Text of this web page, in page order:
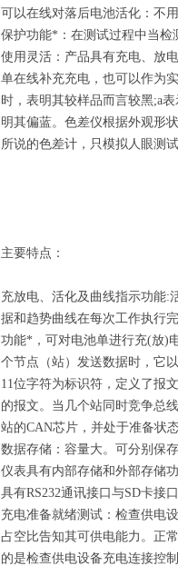
可以在线对落后电池活化：不
保护功能*：在测试过程中当检
使用灵活：产品具有充电、放
单在线补充充电，也可以作为
时，表明其较样品而言较黑;a
明其偏蓝。色差仪根据外观形
所说的色差计，只模拟人眼测
主要特点：
充放电、活化及曲线指示功能:
据和趋势曲线在每次工作执行
功能*，可对电池单进行充(放)
个节点（站）发送数据时，它
11位字符为标识符，定义了报
的报文。当几个站同时竞争总
站的CAN芯片，并处于准备状
数据存储：容量大。可分别保
仪表具有内部存储和外部存储功
具有RS232通讯接口与SD卡接
充电准备就绪测试：检查供电
占空比告知其可供电能力。正
的是检查供电设备充电连接控